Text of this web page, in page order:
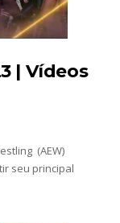
| Vídeos
(AEW)
seu principal